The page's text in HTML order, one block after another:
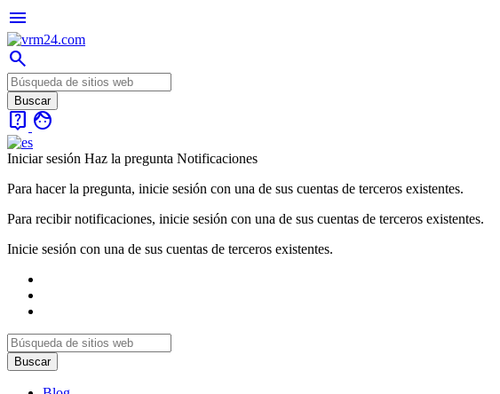
menu
search
live_help face
Iniciar sesión Haz la pregunta Notificaciones
Para hacer la pregunta, inicie sesión con una de sus cuentas de terceros existentes.
Para recibir notificaciones, inicie sesión con una de sus cuentas de terceros existentes.
Inicie sesión con una de sus cuentas de terceros existentes.